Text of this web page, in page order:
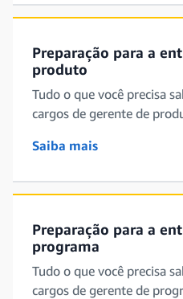
Preparação para a
produto
Tudo o que você precisa
cargos de gerente de
Saiba mais
Preparação para a
programa
Tudo o que você precisa
cargos de gerente de